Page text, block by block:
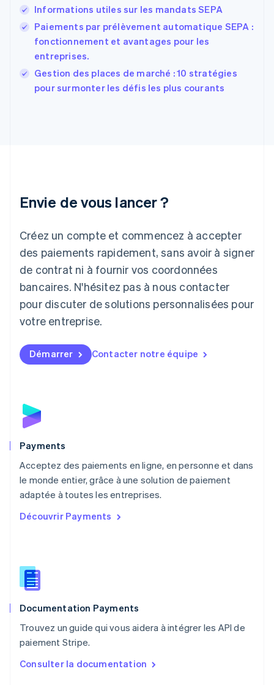
Informations utiles sur les mandats SEPA
Paiements par prélèvement automatique SEPA :
fonctionnement et avantages pour les
entreprises.
Gestion des places de marché : 10 stratégies
pour surmonter les défis les plus courants
Envie de vous lancer ?
Créez un compte et commencez à accepter
des paiements rapidement, sans avoir à signer
de contrat ni à fournir vos coordonnées
bancaires. N'hésitez pas à nous contacter
pour discuter de solutions personnalisées pour
votre entreprise.
Démarrer Contacter notre équipe
Payments
Acceptez des paiements en ligne, en personne et dans
le monde entier, grâce à une solution de paiement
adaptée à toutes les entreprises.
Découvrir Payments
Documentation Payments
Trouvez un guide qui vous aidera à intégrer les API de
paiement Stripe.
Consulter la documentation
Finlande
English Svenska
FrançaisEnglish
Gibraltar
English
Grèce
Japon
Lettonie
English
Liechtenstein
DeutschEnglish
Lituanie
Luxembourg
FrançaisDeutschEnglish
English简体中文
Malte
Norvège
English
English
NederlandsEnglish
Pologne
English
PortuguêsEnglish
English
Roumanie
Royaume-Uni
Singapour
English 简体中文
English